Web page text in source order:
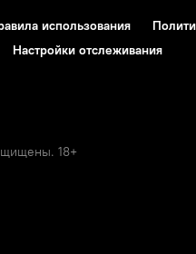
использования
Настройки отслеживания
18+